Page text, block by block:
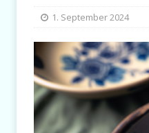
1. September 2024